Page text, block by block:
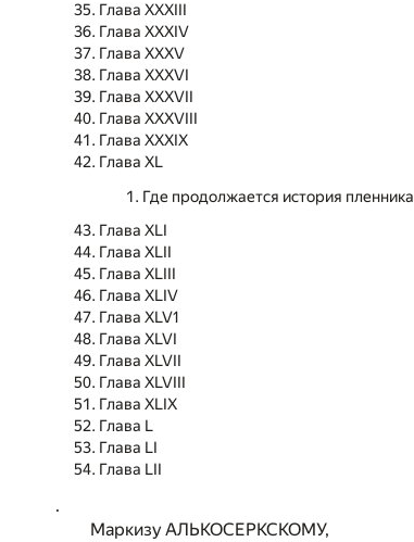
Глава XXXIII
Глава XXXIV
Глава XXXV
Глава XXXVI
Глава XXXVII
Глава XXXVIII
Глава XXXIX
Глава XL
Где продолжается история пленника
Глава XLI
Глава XLII
Глава XLIII
Глава XLIV
Глава XLV1
Глава XLVI
Глава XLVII
Глава XLVIII
Глава XLIX
Глава L
Глава LI
Глава LII
.
Маркизу АЛЬКОСЕРКСКОМУ,